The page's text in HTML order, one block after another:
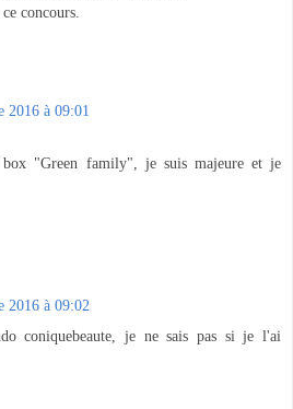
concours.
2016 à 09:01
"Green family", je suis majeure et je
2016 à 09:02
coniquebeaute, je ne sais pas si je l'ai